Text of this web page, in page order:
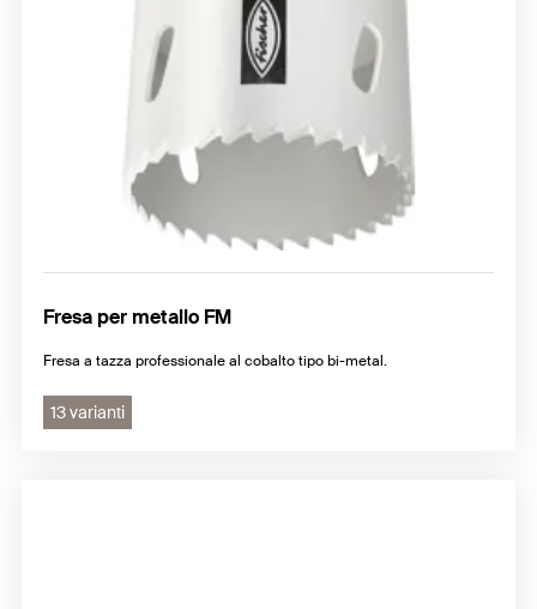
Fresa per metallo FM
Fresa a tazza professionale al cobalto tipo bi-metal.
13 varianti